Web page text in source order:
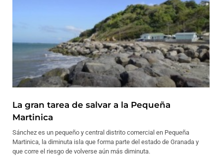
La gran tarea de salvar a la Pequeña
Martinica
Sánchez es un pequeño y central distrito comercial en Pequeña
Martinica, la diminuta isla que forma parte del estado de Granada y
que corre el riesgo de volverse aún más diminuta.